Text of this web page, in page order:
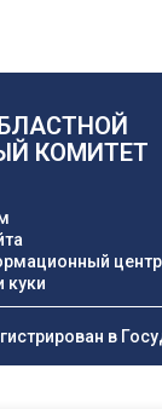
КОМИТЕТ
центр
куки
в